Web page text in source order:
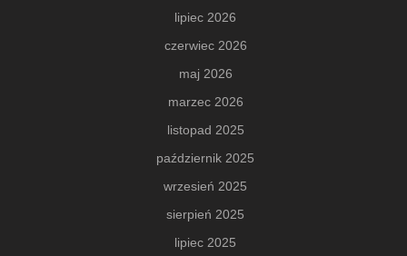
lipiec 2026
czerwiec 2026
maj 2026
marzec 2026
listopad 2025
październik 2025
wrzesień 2025
sierpień 2025
lipiec 2025